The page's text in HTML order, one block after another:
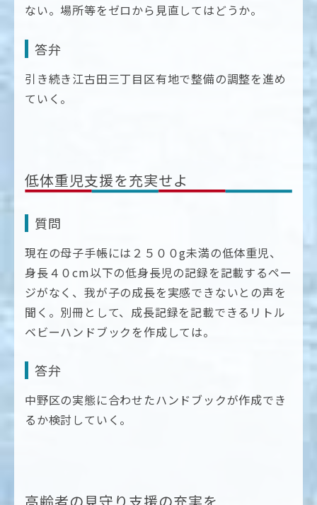
ない。場所等をゼロから見直してはどうか。
答弁
引き続き江古田三丁目区有地で整備の調整を進め
ていく。
低体重児支援を充実せよ
質問
現在の母子手帳には２５００g未満の低体重児、
身長４０cm以下の低身長児の記録を記載するペー
ジがなく、我が子の成長を実感できないとの声を
聞く。別冊として、成長記録を記載できるリトル
ベビーハンドブックを作成しては。
答弁
中野区の実態に合わせたハンドブックが作成でき
るか検討していく。